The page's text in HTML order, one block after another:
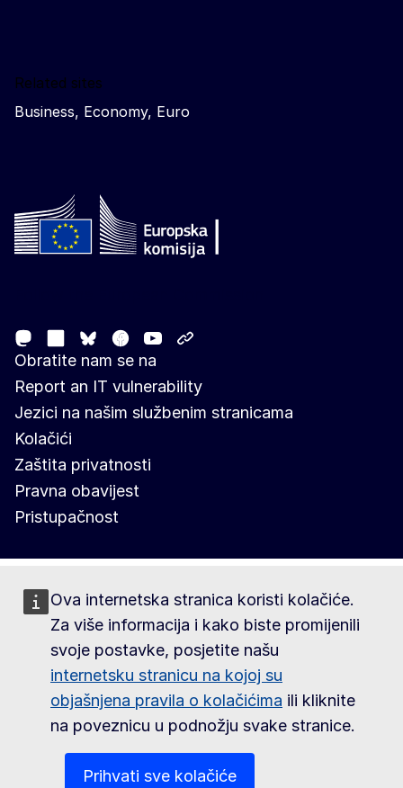
Ova internetska stranica koristi kolačiće.
Za više informacija i kako biste promijenili
svoje postavke, posjetite našu
internetsku stranicu na kojoj su
objašnjena pravila o kolačićima ili kliknite
na poveznicu u podnožju svake stranice.
Prihvati sve kolačiće
Related sites
Business, Economy, Euro
MastodonLinkedIn
Bluesky
Facebook
Youtube
Obratite nam se na
Report an IT vulnerability
Jezici na našim službenim stranicama
Kolačići
Zaštita privatnosti
Pravna obavijest
Pristupačnost